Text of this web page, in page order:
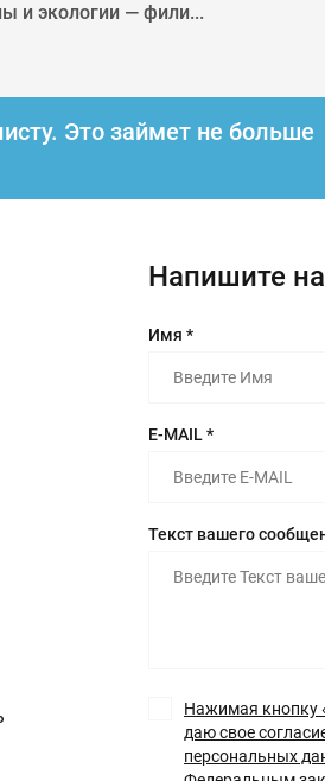
и экологии — фили...
Это займет не больше
Напишите
Имя *
E-MAIL *
Текст вашего
Нажимая
даю свое
персональных